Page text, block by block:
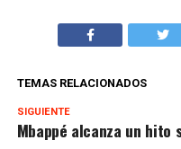
TEMAS RELACIONADOS
SIGUIENTE
Mbappé alcanza un hito